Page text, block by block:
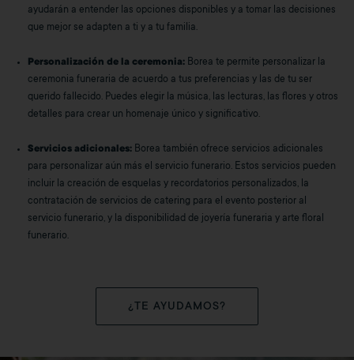
ayudarán a entender las opciones disponibles y a tomar las decisiones
que mejor se adapten a ti y a tu familia.
Personalización de la ceremonia:Borea te permite personalizar la
ceremonia funeraria de acuerdo a tus preferencias y las de tu ser
querido fallecido. Puedes elegir la música, las lecturas, las flores y otros
detalles para crear un homenaje único y significativo.
Servicios adicionales:Borea también ofrece servicios adicionales
para personalizar aún más el servicio funerario. Estos servicios pueden
incluir la creación de esquelas y recordatorios personalizados, la
contratación de servicios de catering para el evento posterior al
servicio funerario, y la disponibilidad de joyería funeraria y arte floral
funerario.
¿TE AYUDAMOS?